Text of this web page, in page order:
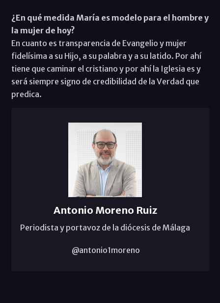
¿En qué medida María es modelo para el hombre y
la mujer de hoy?
En cuanto es transparencia de Evangelio y mujer
fidelísima a su Hijo, a su palabra y a su latido. Por ahí
tiene que caminar el cristiano y por ahí la Iglesia es y
será siempre signo de credibilidad de la Verdad que
predica.
Antonio Moreno Ruiz
Periodista y portavoz de la diócesis de Málaga
@antonio1moreno